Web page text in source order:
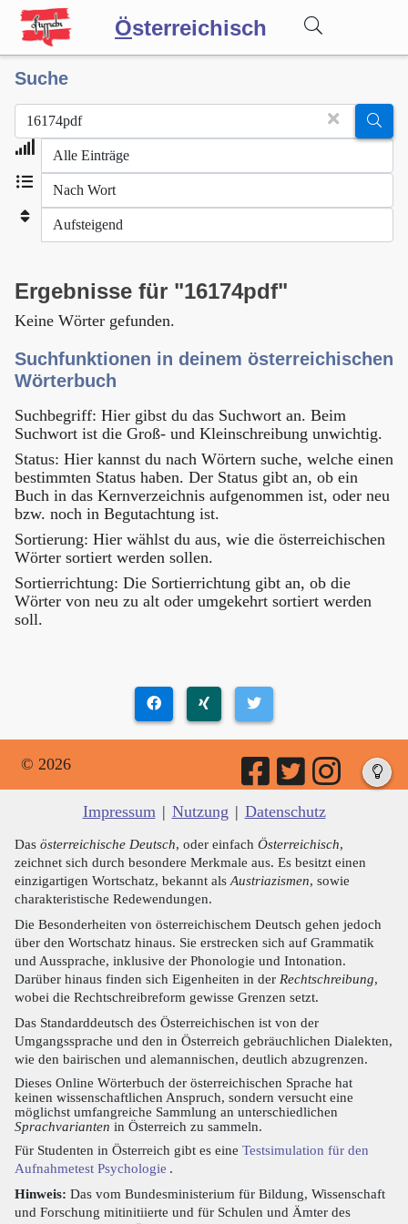
Österreichisch
Wörterbuch
Forum
Blog
Suche
Ergebnisse für "16174pdf"
Keine Wörter gefunden.
Suchfunktionen in deinem österreichischen
Wörterbuch
Suchbegriff: Hier gibst du das Suchwort an. Beim
Suchwort ist die Groß- und Kleinschreibung unwichtig.
Status: Hier kannst du nach Wörtern suche, welche einen
bestimmten Status haben. Der Status gibt an, ob ein
Buch in das Kernverzeichnis aufgenommen ist, oder neu
bzw. noch in Begutachtung ist.
Sortierung: Hier wählst du aus, wie die österreichischen
Wörter sortiert werden sollen.
Sortierrichtung: Die Sortierrichtung gibt an, ob die
Wörter von neu zu alt oder umgekehrt sortiert werden
soll.
© 2026
Impressum | Nutzung | Datenschutz
Das österreichische Deutsch, oder einfach Österreichisch,
zeichnet sich durch besondere Merkmale aus. Es besitzt einen
einzigartigen Wortschatz, bekannt als Austriazismen, sowie
charakteristische Redewendungen.
Die Besonderheiten von österreichischem Deutsch gehen jedoch
über den Wortschatz hinaus. Sie erstrecken sich auf Grammatik
und Aussprache, inklusive der Phonologie und Intonation.
Darüber hinaus finden sich Eigenheiten in der Rechtschreibung,
wobei die Rechtschreibreform gewisse Grenzen setzt.
Das Standarddeutsch des Österreichischen ist von der
Umgangssprache und den in Österreich gebräuchlichen Dialekten,
wie den bairischen und alemannischen, deutlich abzugrenzen.
Dieses Online Wörterbuch der österreichischen Sprache hat
keinen wissenschaftlichen Anspruch, sondern versucht eine
möglichst umfangreiche Sammlung an unterschiedlichen
Sprachvarianten in Österreich zu sammeln.
Für Studenten in Österreich gibt es eine Testsimulation für den
Aufnahmetest Psychologie .
Hinweis: Das vom Bundesministerium für Bildung, Wissenschaft
und Forschung mitinitiierte und für Schulen und Ämter des